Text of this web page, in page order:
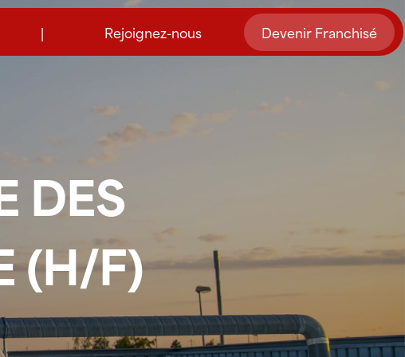
| Rejoignez-nous Devenir Franchisé
DES
(H/F)